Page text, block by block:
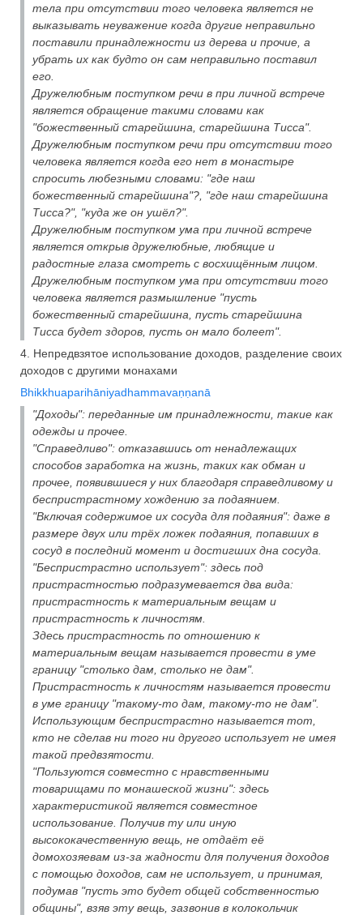
тела при отсутствии того человека является не
выказывать неуважение когда другие неправильно
поставили принадлежности из дерева и прочие, а
убрать их как будто он сам неправильно поставил
его.
Дружелюбным поступком речи в при личной встрече
является обращение такими словами как
"божественный старейшина, старейшина Тисса".
Дружелюбным поступком речи при отсутствии того
человека является когда его нет в монастыре
спросить любезными словами: "где наш
божественный старейшина"?, "где наш старейшина
Тисса?", "куда же он ушёл?".
Дружелюбным поступком ума при личной встрече
является открыв дружелюбные, любящие и
радостные глаза смотреть с восхищённым лицом.
Дружелюбным поступком ума при отсутствии того
человека является размышление "пусть
божественный старейшина, пусть старейшина
Тисса будет здоров, пусть он мало болеет".
4. Непредвзятое использование доходов, разделение своих
доходов с другими монахами
Bhikkhuaparihāniyadhammavaṇṇanā
"Доходы": переданные им принадлежности, такие как
одежды и прочее.
"Справедливо": отказавшись от ненадлежащих
способов заработка на жизнь, таких как обман и
прочее, появившиеся у них благодаря справедливому и
беспристрастному хождению за подаянием.
"Включая содержимое их сосуда для подаяния": даже в
размере двух или трёх ложек подаяния, попавших в
сосуд в последний момент и достигших дна сосуда.
"Беспристрастно использует": здесь под
пристрастностью подразумевается два вида:
пристрастность к материальным вещам и
пристрастность к личностям.
Здесь пристрастность по отношению к
материальным вещам называется провести в уме
границу "столько дам, столько не дам".
Пристрастность к личностям называется провести
в уме границу "такому-то дам, такому-то не дам".
Использующим беспристрастно называется тот,
кто не сделав ни того ни другого использует не имея
такой предвзятости.
"Пользуются совместно с нравственными
товарищами по монашеской жизни": здесь
характеристикой является совместное
использование. Получив ту или иную
высококачественную вещь, не отдаёт её
домохозяевам из-за жадности для получения доходов
с помощью доходов, сам не использует, и принимая,
подумав "пусть это будет общей собственностью
общины", взяв эту вещь, зазвонив в колокольчик